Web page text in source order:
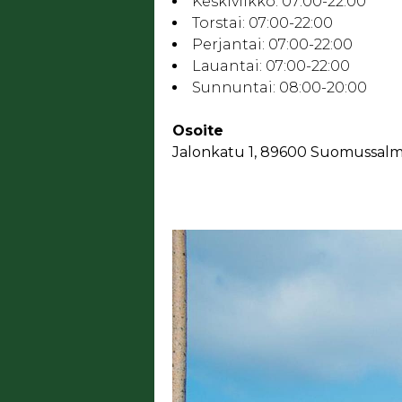
Torstai: 07:00-22:00
Perjantai: 07:00-22:00
Lauantai: 07:00-22:00
Sunnuntai: 08:00-20:00
Osoite
Jalonkatu 1, 89600